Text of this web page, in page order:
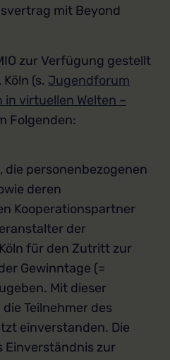
mit Beyond
zur Verfügung gestellt
(s. Jugendforum
in virtuellen Welten –
Folgenden:
die personenbezogenen
deren
Kooperationspartner
der
für den Zutritt zur
Gewinntage (=
Mit dieser
Teilnehmer des
einverstanden. Die
Einverständnis zur